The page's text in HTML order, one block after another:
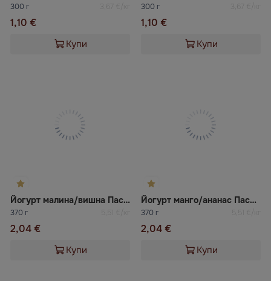
300 г 3,67 €/кг
1,10 €
Купи
300 г 3,67 €/кг
1,10 €
Купи
Йогурт малина/вишна Пасака
370 г 5,51 €/кг
2,04 €
Купи
Йогурт манго/ананас Пасака
370 г 5,51 €/кг
2,04 €
Купи